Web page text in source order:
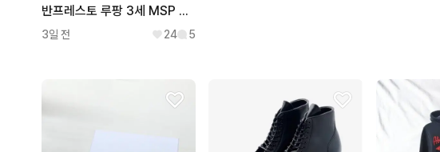
반프레스토 루팡 3세 MSP 지겐 다이스케
3일 전 24 5